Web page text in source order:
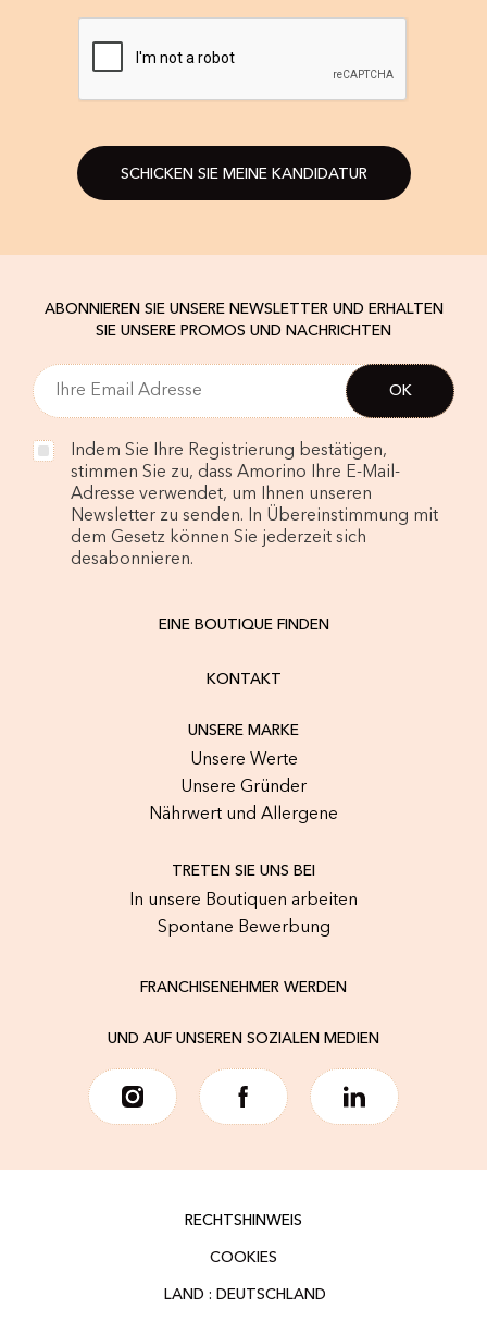
SCHICKEN SIE MEINE KANDIDATUR
ABONNIEREN SIE UNSERE NEWSLETTER UND ERHALTEN
SIE UNSERE PROMOS UND NACHRICHTEN
Indem Sie Ihre Registrierung bestätigen,
stimmen Sie zu, dass Amorino Ihre E-Mail-
Adresse verwendet, um Ihnen unseren
Newsletter zu senden. In Übereinstimmung mit
dem Gesetz können Sie jederzeit sich
desabonnieren.
EINE BOUTIQUE FINDEN
KONTAKT
UNSERE MARKE
Unsere Werte
Unsere Gründer
Nährwert und Allergene
TRETEN SIE UNS BEI
In unsere Boutiquen arbeiten
Spontane Bewerbung
FRANCHISENEHMER WERDEN
UND AUF UNSEREN SOZIALEN MEDIEN
RECHTSHINWEIS
COOKIES